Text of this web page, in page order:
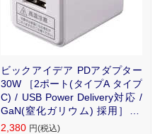
ビックアイデア PDアダプター
30W ［2ポート(タイプA タイプ
C) / USB Power Delivery対応 /
GaN(窒化ガリウム) 採用］ ホ
ワイト BIT-ACPD302AW
2,380 円(税込)